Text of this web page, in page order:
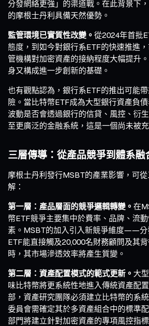
分發網絡更強」的渠道戰。在此背景下
的摩根士丹利具備天然優勢。
監管環境已實質性改變。 從2024年首批
態度，到如今對銀行系ETF的快速推進
管機構對加密資產的接納程度大幅提升
身又構成進一步創新的基礎。
也有觀點認為，銀行系ETF的推出可能
險。當比特幣ETF成為大型銀行資產負
波動是否會透過銀行的信貸、風控、衍
至更廣泛的金融系統，這是一個尚未被
三層傳導：從產品競爭到體系融
摩根士丹利發行MSBT的產業影響，可
解：
第一層：產品層面的競爭邏輯轉變。 在
幣ETF競爭主要集中於費率、品牌、流
素。MSBT的加入引入新競爭維度——分
ETF能直接觸及20,000名財務顧問及其
時，其市場滲透效率將產生質變。
第二層：資產配置模式的範式更新。 大
味比特幣將更系統性地進入傳統資產配
部，資產研究團隊必須建立比特幣的系
委員會需確定其於多資產組合中的標準
部門將建立針對加密資產的專項風控指